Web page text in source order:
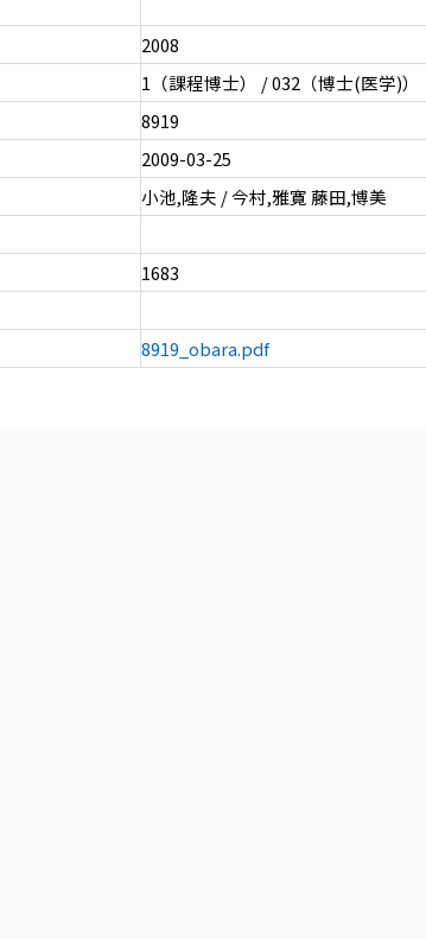
2008
1（課程博士） / 032（博士(医学)）
8919
2009-03-25
小池,隆夫 / 今村,雅寛 藤田,博美
1683
8919_obara.pdf